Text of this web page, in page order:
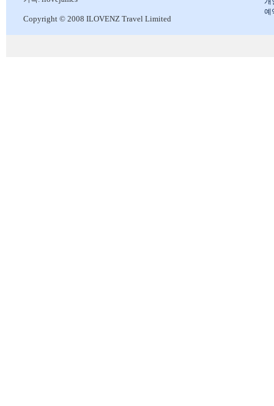
예
Copyright © 2008 ILOVENZ Travel Limited